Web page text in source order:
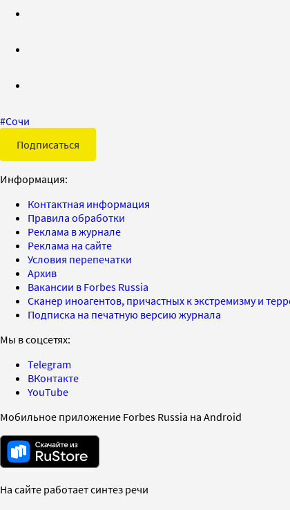
#Сочи
Подписаться
Информация:
Контактная информация
Правила обработки
Реклама в журнале
Реклама на сайте
Условия перепечатки
Архив
Вакансии в Forbes Russia
Сканер иноагентов, причастных к экстремизму и
Подписка на печатную версию журнала
Мы в соцсетях:
Telegram
ВКонтакте
YouTube
Мобильное приложение Forbes Russia на Android
На сайте работает синтез речи